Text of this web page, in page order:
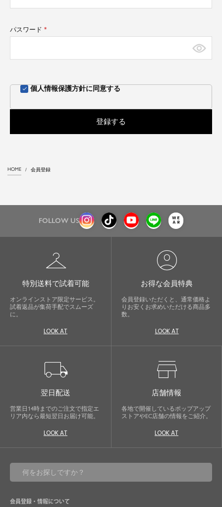
パスワード
(必
個人情報保護方針に同意する
登録する
HOME 会員登録
FOLLOW US
checkroom
特別送料で試着可能
オンラインストア限定サービス。
試着返品が集荷手配でスムーズ
に。
LOOK AT
account_circle
お得な会員特典
会員登録いただくと、通常価格よ
りお安くお求めいただける商品多
数。
LOOK AT
local_shipping
翌日配送
営業日14時までのご注文で指定エ
リア内なら最短翌日お届け可能。
LOOK AT
store
店舗情報
各地で開催しているポップアップ
ストアやEC店舗の情報をご紹介。
LOOK AT
会員登録・情報について